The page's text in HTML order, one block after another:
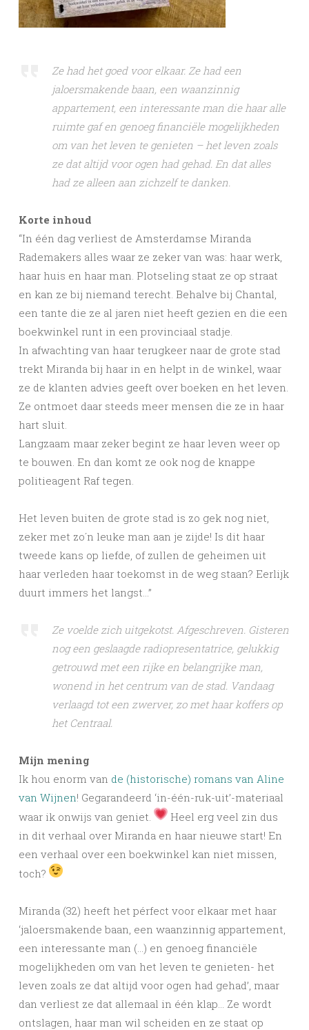
Ze had het goed voor elkaar. Ze had een
jaloersmakende baan, een waanzinnig
appartement, een interessante man die haar alle
ruimte gaf en genoeg financiële mogelijkheden
om van het leven te genieten – het leven zoals
ze dat altijd voor ogen had gehad. En dat alles
had ze alleen aan zichzelf te danken.
Korte inhoud
“In één dag verliest de Amsterdamse Miranda
Rademakers alles waar ze zeker van was: haar werk,
haar huis en haar man. Plotseling staat ze op straat
en kan ze bij niemand terecht. Behalve bij Chantal,
een tante die ze al jaren niet heeft gezien en die een
boekwinkel runt in een provinciaal stadje.
In afwachting van haar terugkeer naar de grote stad
trekt Miranda bij haar in en helpt in de winkel, waar
ze de klanten advies geeft over boeken en het leven.
Ze ontmoet daar steeds meer mensen die ze in haar
hart sluit.
Langzaam maar zeker begint ze haar leven weer op
te bouwen. En dan komt ze ook nog de knappe
politieagent Raf tegen.
Het leven buiten de grote stad is zo gek nog niet,
zeker met zo´n leuke man aan je zijde! Is dit haar
tweede kans op liefde, of zullen de geheimen uit
haar verleden haar toekomst in de weg staan? Eerlijk
duurt immers het langst…”
Ze voelde zich uitgekotst. Afgeschreven. Gisteren
nog een geslaagde radiopresentatrice, gelukkig
getrouwd met een rijke en belangrijke man,
wonend in het centrum van de stad. Vandaag
verlaagd tot een zwerver, zo met haar koffers op
het Centraal.
Mijn mening
Ik hou enorm van de (historische) romans van Aline
van Wijnen! Gegarandeerd ‘in-één-ruk-uit’-materiaal
waar ik onwijs van geniet.
Heel erg veel zin dus
in dit verhaal over Miranda en haar nieuwe start! En
een verhaal over een boekwinkel kan niet missen,
toch?
Miranda (32) heeft het pérfect voor elkaar met haar
‘jaloersmakende baan, een waanzinnig appartement,
een interessante man (…) en genoeg financiële
mogelijkheden om van het leven te genieten- het
leven zoals ze dat altijd voor ogen had gehad’, maar
dan verliest ze dat allemaal in één klap… Ze wordt
ontslagen, haar man wil scheiden en ze staat op